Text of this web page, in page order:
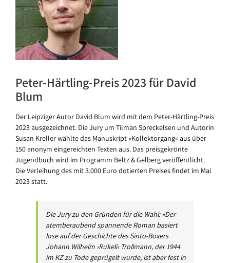
Peter-Härtling-Preis 2023 für David
Blum
Der Leipziger Autor David Blum wird mit dem Peter-Härtling-Preis
2023 ausgezeichnet. Die Jury um Tilman Spreckelsen und Autorin
Susan Kreller wählte das Manuskript »Kollektorgang« aus über
150 anonym eingereichten Texten aus. Das preisgekrönte
Jugendbuch wird im Programm Beltz & Gelberg veröffentlicht.
Die Verleihung des mit 3.000 Euro dotierten Preises findet im Mai
2023 statt.
Die Jury zu den Gründen für die Wahl: »Der
atemberaubend spannende Roman basiert
lose auf der Geschichte des Sinto-Boxers
Johann Wilhelm ›Rukeli‹ Trollmann, der 1944
im KZ zu Tode geprügelt wurde, ist aber fest in